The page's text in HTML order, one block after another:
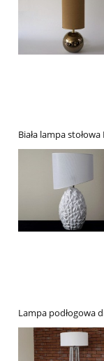
Biała lampa
Lampa podłogowa